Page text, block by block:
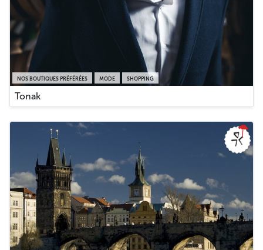
NOS BOUTIQUES PRÉFÉRÉES MODE SHOPPING
Tonak